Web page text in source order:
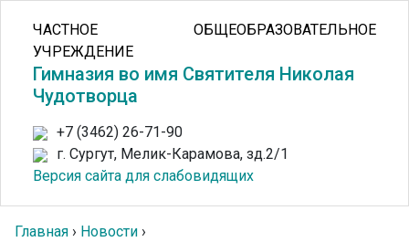
ЧАСТНОЕ ОБЩЕОБРАЗОВАТЕЛЬНОЕ
УЧРЕЖДЕНИЕ
Гимназия во имя Святителя Николая
Чудотворца
+7 (3462) 26-71-90
г. Сургут, Мелик-Карамова, зд.2/1
Версия сайта для слабовидящих
Главная › Новости ›